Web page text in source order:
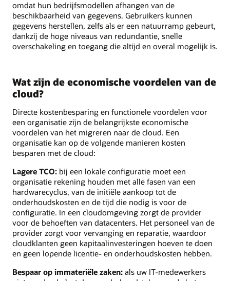
omdat hun bedrijfsmodellen afhangen van de
beschikbaarheid van gegevens. Gebruikers kunnen
gegevens herstellen, zelfs als er een natuurramp gebeurt,
dankzij de hoge niveaus van redundantie, snelle
overschakeling en toegang die altijd en overal mogelijk is.
Wat zijn de economische voordelen van de
cloud?
Directe kostenbesparing en functionele voordelen voor
een organisatie zijn de belangrijkste economische
voordelen van het migreren naar de cloud. Een
organisatie kan op de volgende manieren kosten
besparen met de cloud:
Lagere TCO: bij een lokale configuratie moet een
organisatie rekening houden met alle fasen van een
hardwarecyclus, van de initiële aankoop tot de
onderhoudskosten en de tijd die nodig is voor de
configuratie. In een cloudomgeving zorgt de provider
voor de behoeften van datacenters. Het personeel van de
provider zorgt voor vervanging en reparatie, waardoor
cloudklanten geen kapitaalinvesteringen hoeven te doen
en geen lopende licentie- en onderhoudskosten hebben.
Bespaar op immateriële zaken: als uw IT-medewerkers